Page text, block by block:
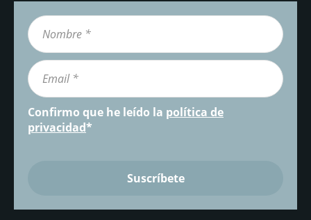
Confirmo que he leído la política de
privacidad*